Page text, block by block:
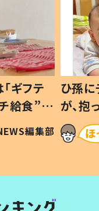
ギフテ
給食”を
和の親
編集部
ひ孫
が、
「涙が
い」